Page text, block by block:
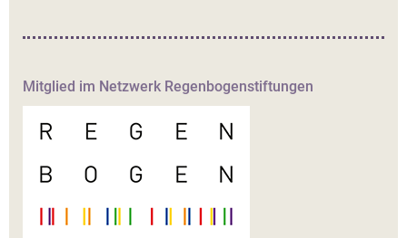
Mitglied im Netzwerk Regenbogenstiftungen